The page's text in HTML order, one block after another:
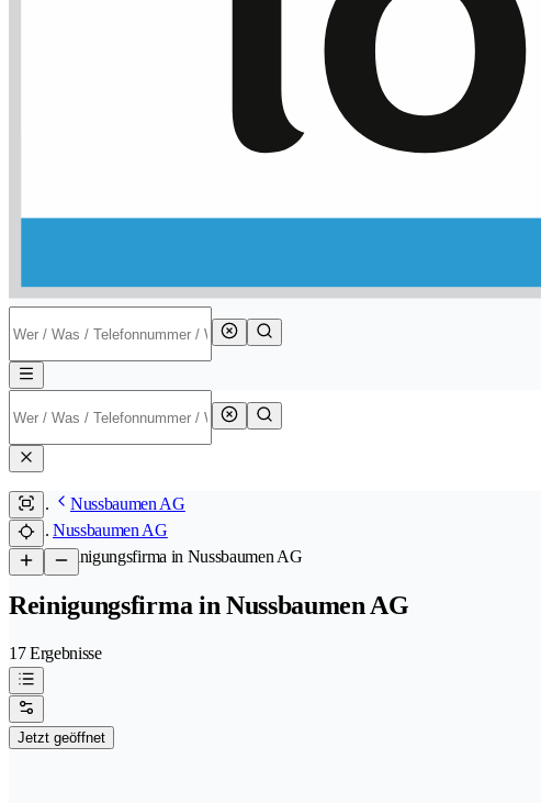
Nussbaumen AG
Nussbaumen AG
/Reinigungsfirma in Nussbaumen AG
Reinigungsfirma in Nussbaumen AG
17 Ergebnisse
Jetzt geöffnet